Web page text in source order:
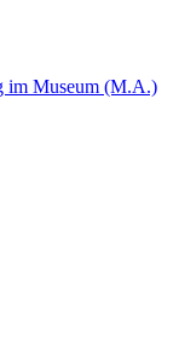
im Museum (M.A.)